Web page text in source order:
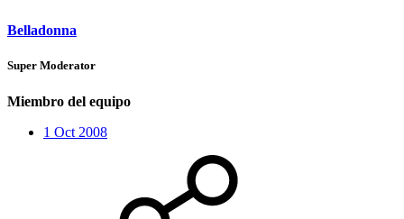
Belladonna
Super Moderator
Miembro del equipo
1 Oct 2008